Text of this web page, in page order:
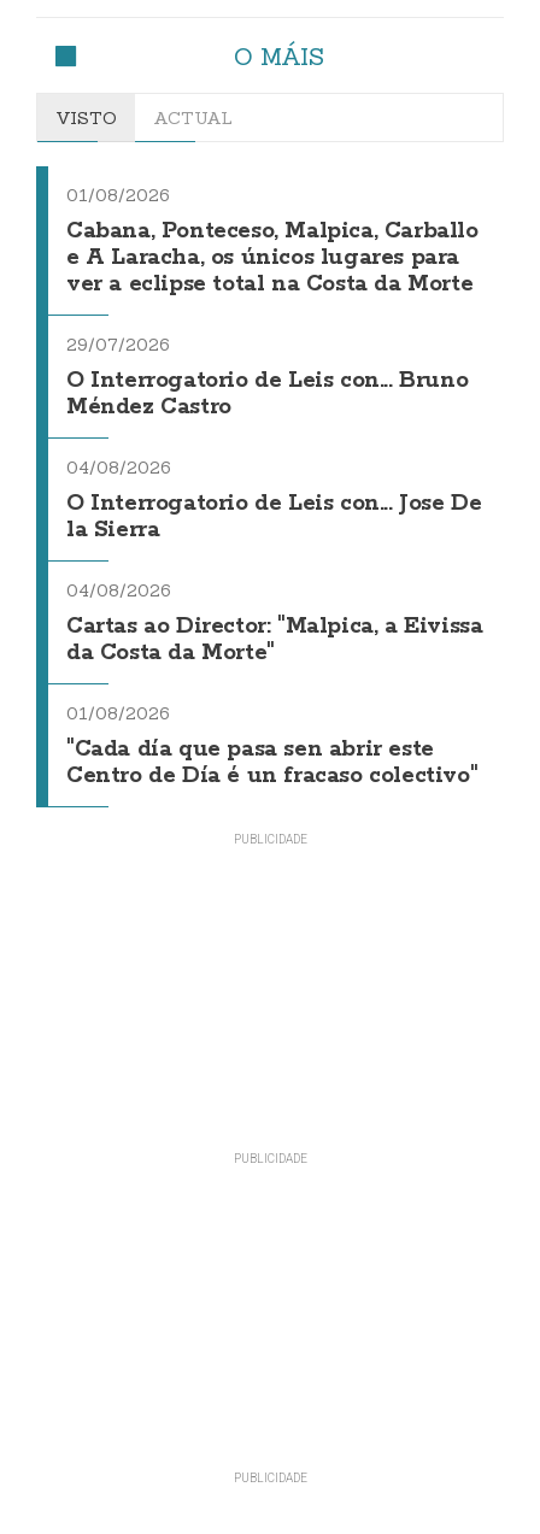
O MÁIS
VISTO ACTUAL
01/08/2026
Cabana, Ponteceso, Malpica, Carballo
e A Laracha, os únicos lugares para
ver a eclipse total na Costa da Morte
29/07/2026
O Interrogatorio de Leis con... Bruno
Méndez Castro
04/08/2026
O Interrogatorio de Leis con... Jose De
la Sierra
04/08/2026
Cartas ao Director: "Malpica, a Eivissa
da Costa da Morte"
01/08/2026
"Cada día que pasa sen abrir este
Centro de Día é un fracaso colectivo"